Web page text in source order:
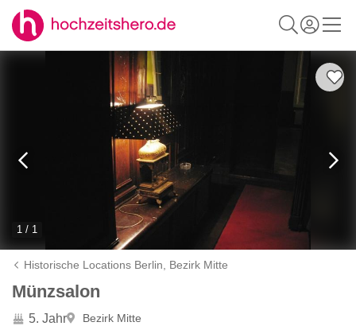
1 / 1
Historische Locations Berlin, Bezirk Mitte
Münzsalon
5. Jahr Bezirk Mitte